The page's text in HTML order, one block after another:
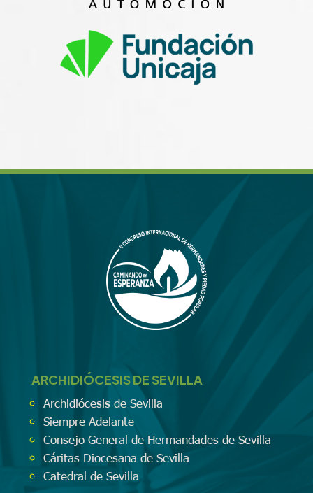
ARCHIDIÓCESIS DE SEVILLA
Archidiócesis de Sevilla
Siempre Adelante
Consejo General de Hermandades de Sevilla
Cáritas Diocesana de Sevilla
Catedral de Sevilla